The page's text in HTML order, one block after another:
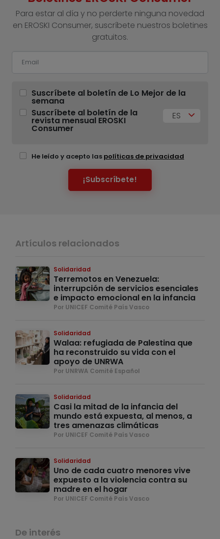
Para estar al día y no perderte ninguna novedad
en EROSKI Consumer, suscríbete nuestros boletines
gratuitos.
Suscríbete al boletín de Lo Mejor de la
semana
Suscríbete al boletín de la
revista mensual EROSKI
Consumer
ES
He leído y acepto las políticas de privacidad
¡Subscríbete!
Artículos relacionados
Solidaridad
Terremotos en Venezuela:
interrupción de servicios esenciales
e impacto emocional en la infancia
Por UNICEF Comité País Vasco
Solidaridad
Walaa: refugiada de Palestina que
ha reconstruido su vida con el
apoyo de UNRWA
Por UNRWA Comité Español
Solidaridad
Casi la mitad de la infancia del
mundo está expuesta, al menos, a
tres amenazas climáticas
Por UNICEF Comité País Vasco
Solidaridad
Uno de cada cuatro menores vive
expuesto a la violencia contra su
madre en el hogar
Por UNICEF Comité País Vasco
De interés